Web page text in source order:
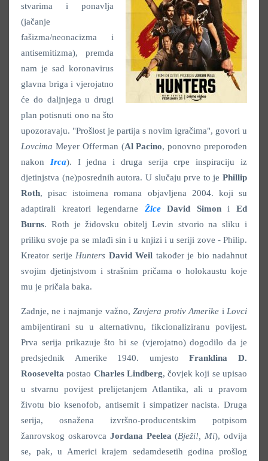
stvarima i ponavlja
(jačanje
fašizma/neonacizma i
antisemitizma), premda
nam je sad koronavirus
glavna briga i vjerojatno
će do daljnjega u drugi
plan potisnuti ono na što
upozoravaju. "Prošlost je partija s novim igračima", govori u
Lovcima Meyer Offerman (Al Pacino, ponovno preporođen
nakon Irca). I jedna i druga serija crpe inspiraciju iz
djetinjstva (ne)posrednih autora. U slučaju prve to je Phillip
Roth, pisac istoimena romana objavljena 2004. koji su
adaptirali kreatori legendarne Žice David SimoniEd
Burns. Roth je židovsku obitelj Levin stvorio na sliku i
priliku svoje pa se mlađi sin i u knjizi i u seriji zove - Philip.
Kreator serije Hunters David Weil također je bio nadahnut
svojim djetinjstvom i strašnim pričama o holokaustu koje
mu je pričala baka.
Zadnje, ne i najmanje važno,Zavjera protiv Amerike i Lovci
ambijentirani su u alternativnu, fikcionaliziranu povijest.
Prva serija prikazuje što bi se (vjerojatno) dogodilo da je
predsjednik Amerike 1940. umjestoFranklina D.
Roosevelta postao Charles Lindberg, čovjek koji se upisao
u stvarnu povijest prelijetanjem Atlantika, ali u pravom
životu bio ksenofob, antisemit i simpatizer nacista. Druga
serija, osnažena izvršno-producentskim potpisom
žanrovskog oskarovca Jordana Peelea (Bježi!, Mi), odvija
se, pak, u Americi krajem sedamdesetih godina prošlog